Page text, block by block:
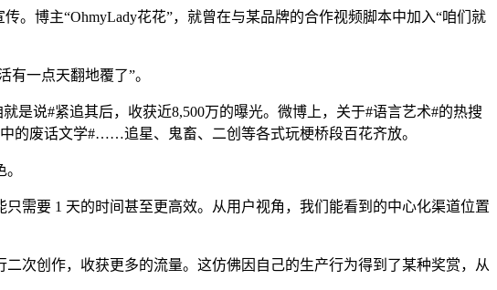
。博主“OhmyLady花花”，就曾在与某品牌的合作视频脚本中加入“咱们就
一点天翻地覆了”。
是说#紧追其后，收获近8,500万的曝光。微博上，关于#语言艺术#的热搜
的废话文学#……追星、鬼畜、二创等各式玩梗桥段百花齐放。
需要 1 天的时间甚至更高效。从用户视角，我们能看到的中心化渠道位置
次创作，收获更多的流量。这仿佛因自己的生产行为得到了某种奖赏，从